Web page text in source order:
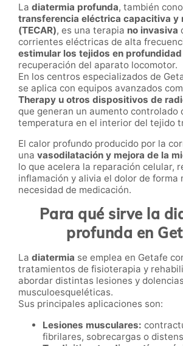
La diatermia profunda, también
transferencia eléctrica capacitiva y
(TECAR), es una terapia no invasiva
corrientes eléctricas de alta
estimular los tejidos en profundidad
recuperación del aparato locomotor.
En los centros especializados de
se aplica con equipos avanzados
Therapy u otros dispositivos de
que generan un aumento controlado
temperatura en el interior del tejido
El calor profundo producido por la
una vasodilatación y mejora de la
lo que acelera la reparación celular,
inflamación y alivia el dolor de forma
necesidad de medicación.
Para qué sirve la
profunda en
La diatermia se emplea en Getafe
tratamientos de fisioterapia y
abordar distintas lesiones y dolencias
musculoesqueléticas.
Sus principales aplicaciones son:
Lesiones musculares:
fibrilares, sobrecargas o